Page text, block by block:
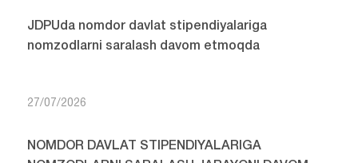
JDPUda nomdor davlat stipendiyalariga
nomzodlarni saralash davom etmoqda
27/07/2026
NOMDOR DAVLAT STIPENDIYALARIGA